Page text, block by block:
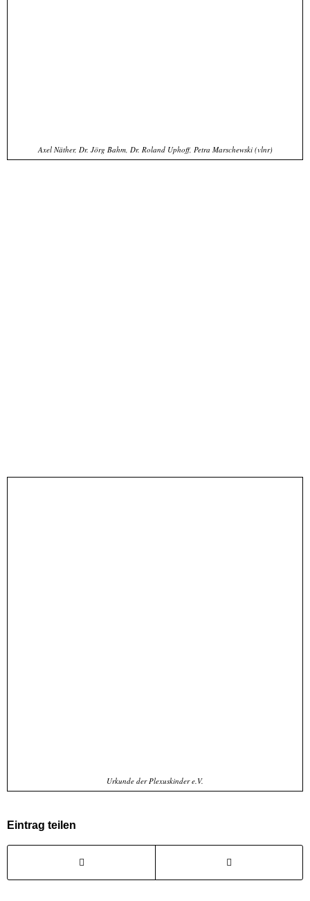
Axel Näther, Dr. Jörg Bahm, Dr. Roland Uphoff, Petra Marschewski (vlnr)
Urkunde der Plexuskinder e.V.
Eintrag teilen